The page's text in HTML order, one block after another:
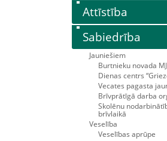
Attīstība
Sabiedrība
Jauniešiem
Burtnieku novada
Dienas centrs
Vecates pagasta
Brīvprātīgā darba
Skolēnu
brīvlaikā
Veselība
Veselības aprūpe